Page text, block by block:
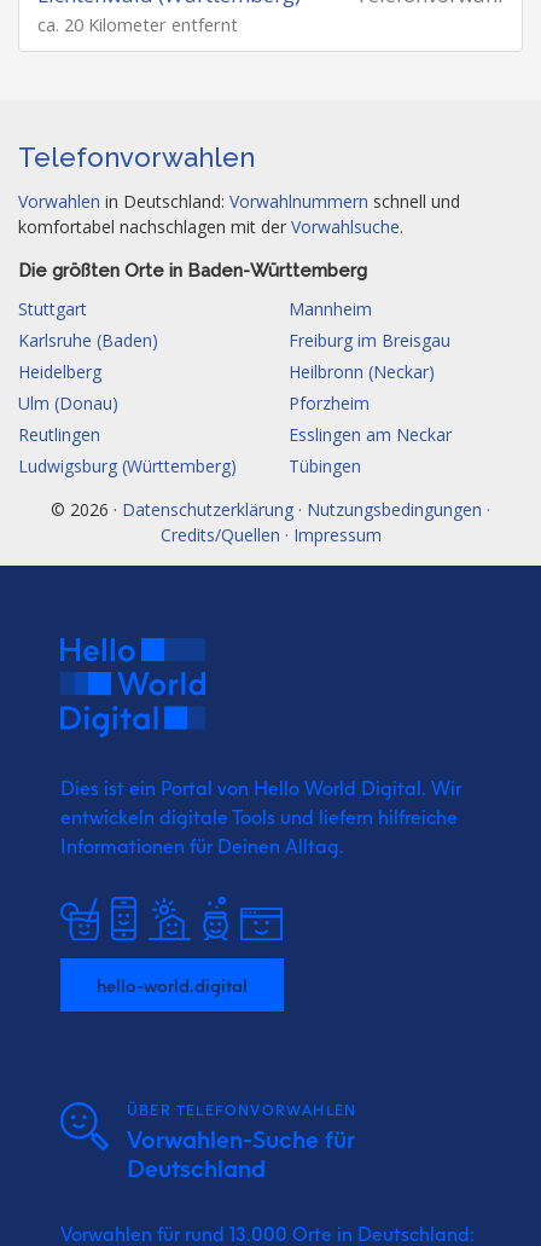
ca. 20 Kilometer entfernt
Telefonvorwahlen
Vorwahlen in Deutschland: Vorwahlnummern schnell und
komfortabel nachschlagen mit der Vorwahlsuche.
Die größten Orte in Baden-Württemberg
Stuttgart
Mannheim
Karlsruhe (Baden)
Freiburg im Breisgau
Heidelberg
Heilbronn (Neckar)
Ulm (Donau)
Pforzheim
Reutlingen
Esslingen am Neckar
Ludwigsburg (Württemberg)
Tübingen
© 2026 · Datenschutzerklärung · Nutzungsbedingungen ·
Credits/Quellen · Impressum
Dies ist ein Portal von Hello World Digital. Wir
entwickeln digitale Tools und liefern hilfreiche
Informationen für Deinen Alltag.
hello-world.digital
ÜBER TELEFONVORWAHLEN
Vorwahlen-Suche für
Deutschland
Vorwahlen für rund 13.000 Orte in Deutschland: